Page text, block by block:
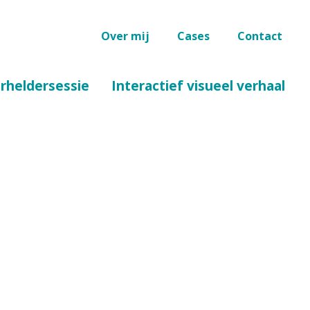
Over mij Cases Contact
Interactief visueel verhaal